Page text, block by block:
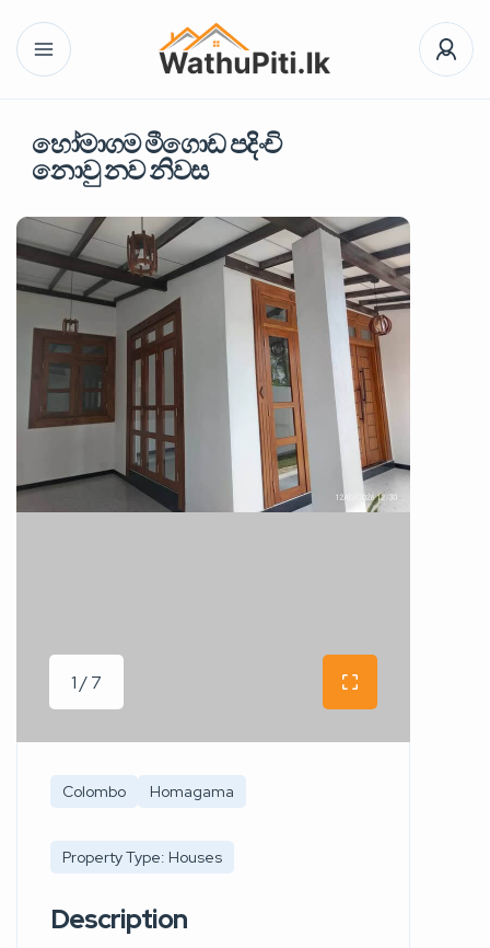
හෝමාගම මීගොඩ පදිංචි
නොවු නව නිවස
1 / 7
Colombo Homagama
Property Type: Houses
Description